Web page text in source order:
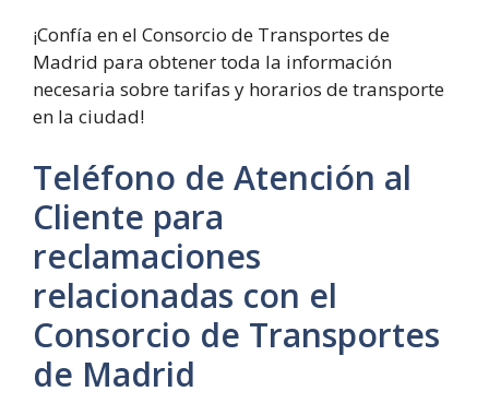
¡Confía en el Consorcio de Transportes de
Madrid para obtener toda la información
necesaria sobre tarifas y horarios de transporte
en la ciudad!
Teléfono de Atención al
Cliente para
reclamaciones
relacionadas con el
Consorcio de Transportes
de Madrid